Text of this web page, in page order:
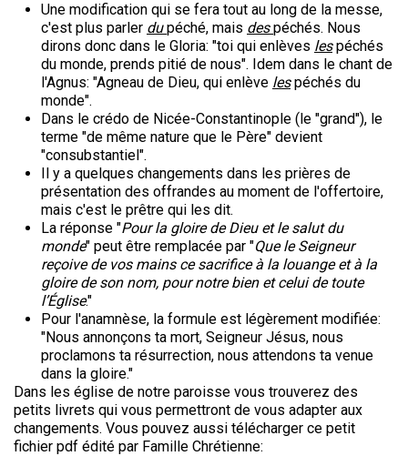
Une modification qui se fera tout au long de la messe,
c'est plus parler du péché, mais des péchés. Nous
dirons donc dans le Gloria: "toi qui enlèves les péchés
du monde, prends pitié de nous". Idem dans le chant de
l'Agnus: "Agneau de Dieu, qui enlève lespéchés du
monde".
Dans le crédo de Nicée-Constantinople (le "grand"), le
terme "de même nature que le Père" devient
"consubstantiel".
Il y a quelques changements dans les prières de
présentation des offrandes au moment de l'offertoire,
mais c'est le prêtre qui les dit.
La réponse "Pour la gloire de Dieu et le salut du
monde" peut être remplacée par "Que le Seigneur
reçoive de vos mains ce sacrifice à la louange et à la
gloire de son nom, pour notre bien et celui de toute
l’Église."
Pour l'anamnèse, la formule est légèrement modifiée:
"Nous annonçons ta mort, Seigneur Jésus, nous
proclamons ta résurrection, nous attendons ta venue
dans la gloire."
Dans les église de notre paroisse vous trouverez des
petits livrets qui vous permettront de vous adapter aux
changements. Vous pouvez aussi télécharger ce petit
fichier pdf édité par Famille Chrétienne: